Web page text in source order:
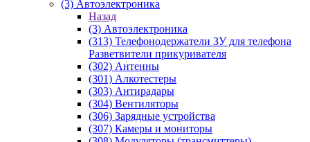
(3) Автоэлектроника
Назад
(3) Автоэлектроника
(313) Телефонодержатели ЗУ для телефона
Разветвители прикуривателя
(302) Антенны
(301) Алкотестеры
(303) Антирадары
(304) Вентиляторы
(306) Зарядные устройства
(307) Камеры и мониторы